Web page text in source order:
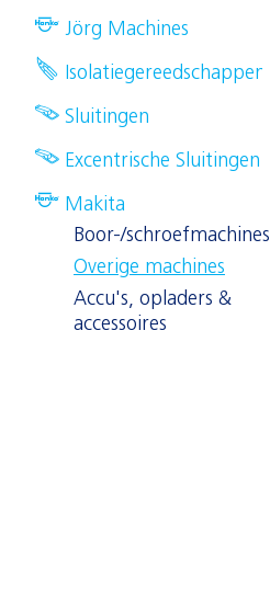
Jörg Machines
Isolatiegereedschappen
Sluitingen
Excentrische Sluitingen
Makita
Boor-/schroefmachines
Overige machines
Accu's, opladers &
accessoires